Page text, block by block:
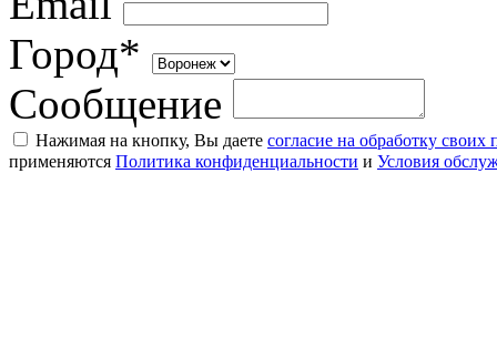
Город*
Сообщение
Нажимая на кнопку, Вы даете согласие на обработку
применяются Политика конфиденциальности и Условия